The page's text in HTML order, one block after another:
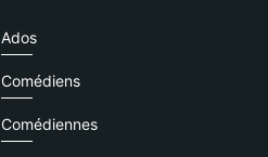
Ados
Comédiens
Comédiennes